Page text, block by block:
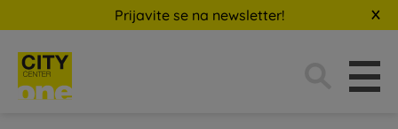
Prijavite se na newsletter!